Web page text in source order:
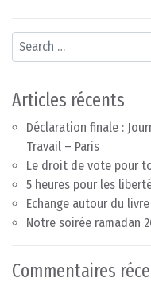
Search
Articles récents
Déclaration finale :
Travail – Paris
Le droit de vote pour
5 heures pour les
Echange autour du
Notre soirée ramadan
Commentaires